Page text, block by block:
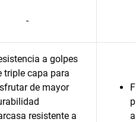
-
a golpes
triple capa para
de mayor
resistente a